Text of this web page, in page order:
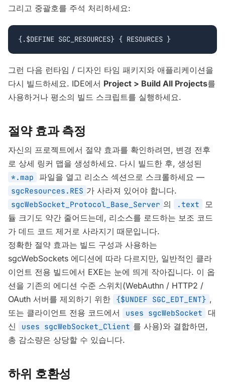
그리고 중괄호를 주석 처리하세요:
{.$DEFINE SGC_RESOURCES} { RESOURCES }
그런 다음 런타임 / 디자인 타임 패키지와 애플리케이션을
다시 빌드하세요. IDE에서 Project > Build All Projects를
사용하거나 평소의 빌드 스크립트를 실행하세요.
절약 효과 측정
자신의 프로젝트에서 절약 효과를 확인하려면, 변경 전후
로 상세 링커 맵을 생성하세요. 다시 빌드한 후, 생성된
*.map 파일을 열고 리소스 섹션으로 스크롤하세요 —
sgcResources.RES 가 사라져 있어야 합니다.
sgcWebSocket_Protocol_Base_Server 의 .text
모
듈 크기도 약간 줄어드는데, 리소스를 로드하는 보조 코드
가 데드 코드 제거로 사라지기 때문입니다.
정확한 절약 효과는 빌드 구성과 사용하는
sgcWebSockets 에디션에 따라 다르지만, 일반적인 클라
이언트 전용 빌드에서 EXE는 눈에 띄게 작아집니다. 이 옵
션을 기존의 에디션 수준 스위치(WebAuthn / HTTP2 /
OAuth 서버를 제외하기 위한
{$UNDEF SGC_EDT_ENT} ,
또는 클라이언트 전용 코드에서
uses sgcWebSocket
대
신
uses sgcWebSocket_Client 를 사용)와 결합하면,
총 감소량은 상당할 수 있습니다.
하위 호환성